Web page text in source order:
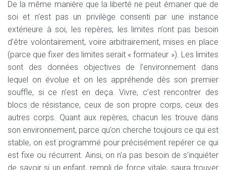
De la même manière que la liberté ne peut émaner que de
soi et n’est pas un privilège consenti par une instance
extérieure à soi, les repères, les limites n’ont pas besoin
d’être volontairement, voire arbitrairement, mises en place
(parce que fixer des limites serait « formateur »). Les limites
sont des données objectives de l’environnement dans
lequel on évolue et on les appréhende dès son premier
souffle, si ce n’est en deça. Vivre, c’est rencontrer des
blocs de résistance, ceux de son propre corps, ceux des
autres corps. Quant aux repères, chacun les trouve dans
son environnement, parce qu’on cherche toujours ce qui est
stable, on est programmé pour précisément repérer ce qui
est fixe ou récurrent. Ainsi, on n’a pas besoin de s’inquiéter
de savoir si un enfant, rempli de force vitale, saura trouver